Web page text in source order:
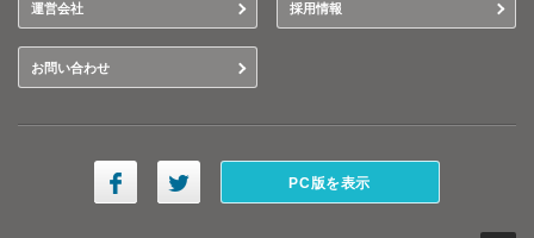
運営会社 採用情報
お問い合わせ
PC版を表示